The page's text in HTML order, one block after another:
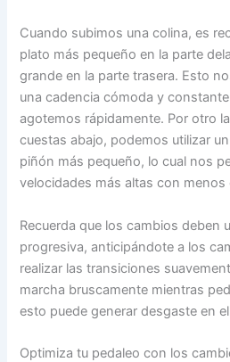
Cuando subimos una colina, es
plato más pequeño en la parte
grande en la parte trasera. Esto
una cadencia cómoda y
agotemos rápidamente. Por otro
cuestas abajo, podemos utilizar
piñón más pequeño, lo cual nos
velocidades más altas con menos
Recuerda que los cambios deben
progresiva, anticipándote a los
realizar las transiciones
marcha bruscamente mientras
esto puede generar desgaste en
Optimiza tu pedaleo con los